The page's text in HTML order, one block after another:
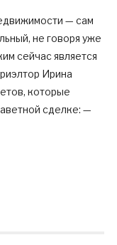
— сам
не говоря уже
сейчас является
Ирина
которые
сделке: —